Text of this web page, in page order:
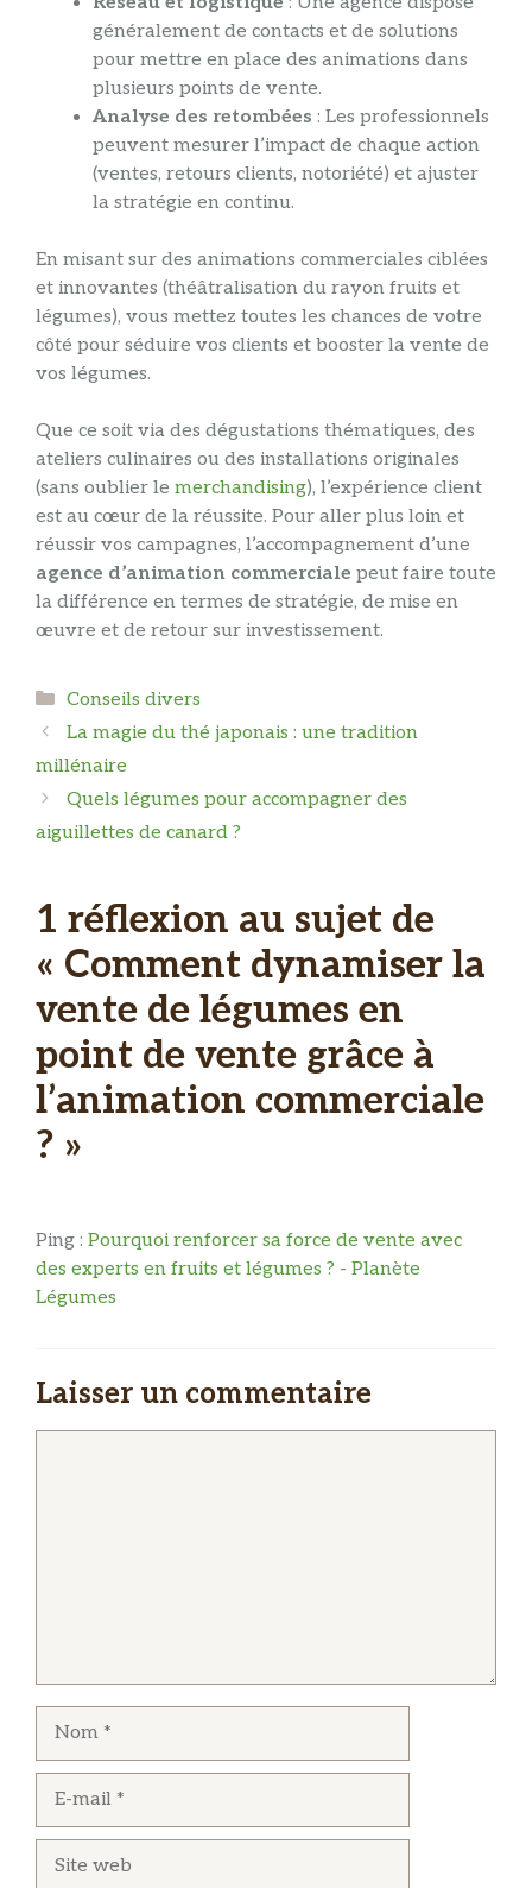
généralement de contacts et de solutions
pour mettre en place des animations dans
plusieurs points de vente.
Analyse des retombées : Les professionnels
peuvent mesurer l’impact de chaque action
(ventes, retours clients, notoriété) et ajuster
la stratégie en continu.
En misant sur des animations commerciales ciblées
et innovantes (théâtralisation du rayon fruits et
légumes), vous mettez toutes les chances de votre
côté pour séduire vos clients et booster la vente de
vos légumes.
Que ce soit via des dégustations thématiques, des
ateliers culinaires ou des installations originales
(sans oublier le merchandising), l’expérience client
est au cœur de la réussite. Pour aller plus loin et
réussir vos campagnes, l’accompagnement d’une
agence d’animation commerciale peut faire toute
la différence en termes de stratégie, de mise en
œuvre et de retour sur investissement.
Catégories
Conseils divers
La magie du thé japonais : une tradition
millénaire
Quels légumes pour accompagner des
aiguillettes de canard​ ?
1 réflexion au sujet de
« Comment dynamiser la
vente de légumes en
point de vente grâce à
l’animation commerciale
? »
Ping : Pourquoi renforcer sa force de vente avec
des experts en fruits et légumes ? - Planète
Légumes
Laisser un commentaire